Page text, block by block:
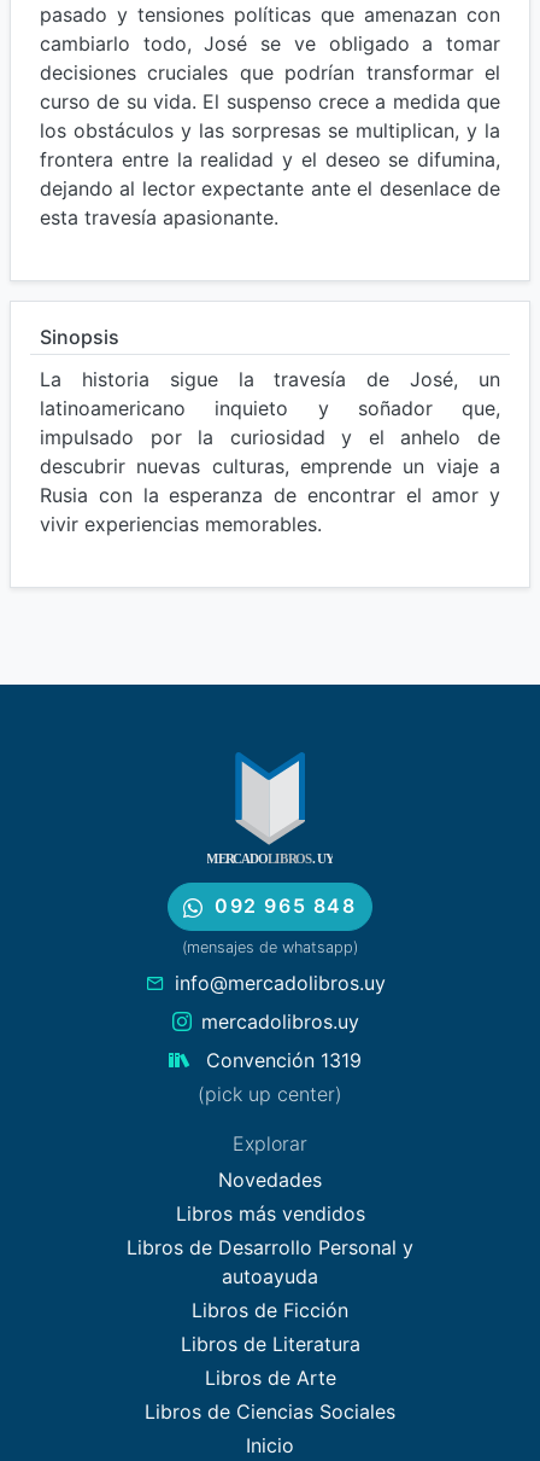
pasado y tensiones políticas que amenazan con
cambiarlo todo, José se ve obligado a tomar
decisiones cruciales que podrían transformar el
curso de su vida. El suspenso crece a medida que
los obstáculos y las sorpresas se multiplican, y la
frontera entre la realidad y el deseo se difumina,
dejando al lector expectante ante el desenlace de
esta travesía apasionante.
Sinopsis
La historia sigue la travesía de José, un
latinoamericano inquieto y soñador que,
impulsado por la curiosidad y el anhelo de
descubrir nuevas culturas, emprende un viaje a
Rusia con la esperanza de encontrar el amor y
vivir experiencias memorables.
092 965 848
(mensajes de whatsapp)
info@mercadolibros.uy
mercadolibros.uy
Convención 1319
(pick up center)
Explorar
Novedades
Libros más vendidos
Libros de Desarrollo Personal y
autoayuda
Libros de Ficción
Libros de Literatura
Libros de Arte
Libros de Ciencias Sociales
Inicio